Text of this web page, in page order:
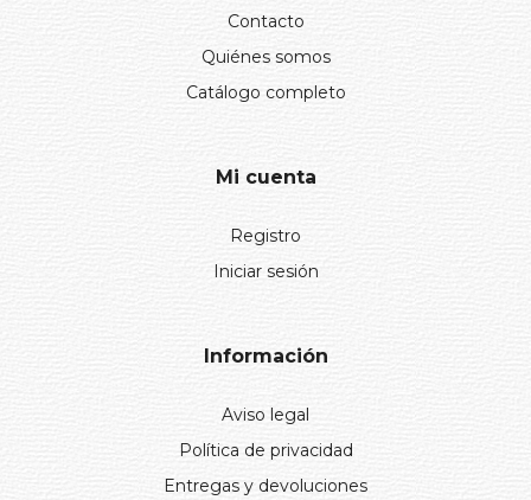
Contacto
Quiénes somos
Catálogo completo
Mi cuenta
Registro
Iniciar sesión
Información
Aviso legal
Política de privacidad
Entregas y devoluciones